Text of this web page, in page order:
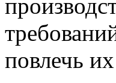
повлечь